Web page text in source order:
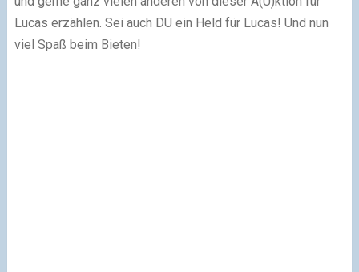
Lucas erzählen. Sei auch DU ein Held für Lucas! Und nun
viel Spaß beim Bieten!